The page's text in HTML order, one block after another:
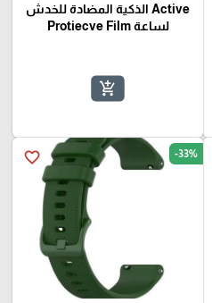
Active الذكية المضادة للخدش
لساعة Protiecve Film
add_shopping_cart
favorite_border -33%